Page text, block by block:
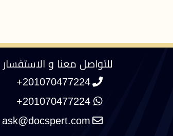
للتواصل معنا و الاستفسار
+201070477224
+201070477224